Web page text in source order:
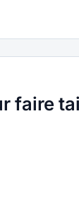
faire